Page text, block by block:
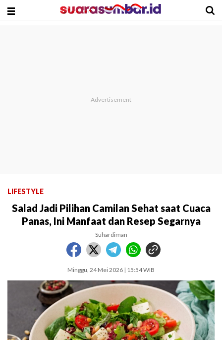
LIFESTYLE
Salad Jadi Pilihan Camilan Sehat saat Cuaca
Panas, Ini Manfaat dan Resep Segarnya
Suhardiman
Minggu, 24 Mei 2026 | 15:54 WIB